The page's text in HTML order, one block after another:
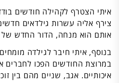
איתי הצטרף לקהילה חודשים
צירף אליה עשרות גילדאים
אותם הוא מנחה, הדור החדש של
בנוסף, איתי חיבר לגילדה
במרוצת החודשים הפכו לחברים
איכותיים. אגב, שניים מהם בין זוכי